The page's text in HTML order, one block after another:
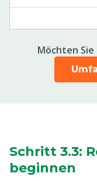
Möchten
Schritt 3.3:
beginnen